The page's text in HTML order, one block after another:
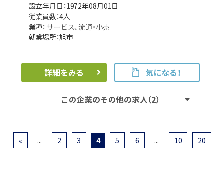
設立年月日：1972年08月01日
従業員数：4人
業種： サービス、流通・小売
就業場所：旭市
詳細をみる 気になる！
この企業のその他の求人（2）
« ... 2 3 4 5 6 ... 10 20